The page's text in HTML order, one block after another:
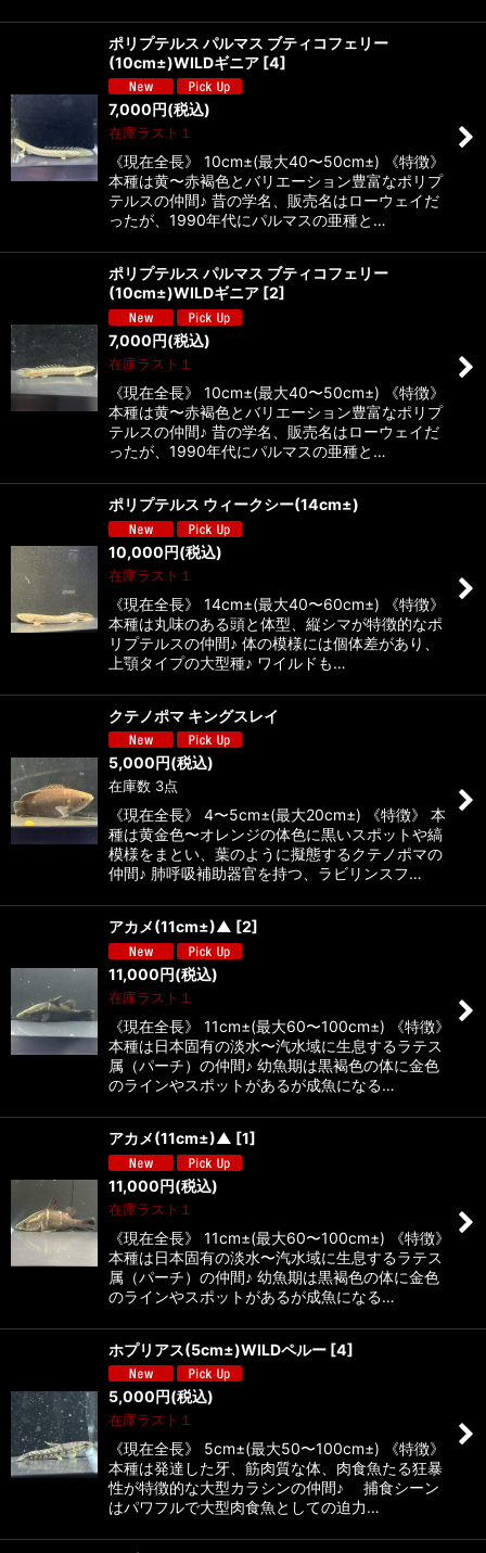
ポリプテルス パルマス ブティコフェリー
(10cm±)WILDギニア [4]
7,000円(税込)
在庫ラスト１
《現在全長》 10cm±(最大40〜50cm±) 《特徴》
本種は黄〜赤褐色とバリエーション豊富なポリプ
テルスの仲間♪ 昔の学名、販売名はローウェイだ
ったが、1990年代にパルマスの亜種と…
ポリプテルス パルマス ブティコフェリー
(10cm±)WILDギニア [2]
7,000円(税込)
在庫ラスト１
《現在全長》 10cm±(最大40〜50cm±) 《特徴》
本種は黄〜赤褐色とバリエーション豊富なポリプ
テルスの仲間♪ 昔の学名、販売名はローウェイだ
ったが、1990年代にパルマスの亜種と…
ポリプテルス ウィークシー(14cm±)
10,000円(税込)
在庫ラスト１
《現在全長》 14cm±(最大40〜60cm±) 《特徴》
本種は丸味のある頭と体型、縦シマが特徴的なポ
リプテルスの仲間♪ 体の模様には個体差があり、
上顎タイプの大型種♪ ワイルドも…
クテノポマ キングスレイ
5,000円(税込)
在庫数 3点
《現在全長》 4〜5cm±(最大20cm±) 《特徴》 本
種は黄金色〜オレンジの体色に黒いスポットや縞
模様をまとい、葉のように擬態するクテノポマの
仲間♪ 肺呼吸補助器官を持つ、ラビリンスフ…
アカメ(11cm±)▲ [2]
11,000円(税込)
在庫ラスト１
《現在全長》 11cm±(最大60〜100cm±) 《特徴》
本種は日本固有の淡水〜汽水域に生息するラテス
属（パーチ）の仲間♪ 幼魚期は黒褐色の体に金色
のラインやスポットがあるが成魚になる…
アカメ(11cm±)▲ [1]
11,000円(税込)
在庫ラスト１
《現在全長》 11cm±(最大60〜100cm±) 《特徴》
本種は日本固有の淡水〜汽水域に生息するラテス
属（パーチ）の仲間♪ 幼魚期は黒褐色の体に金色
のラインやスポットがあるが成魚になる…
ホプリアス(5cm±)WILDペルー [4]
5,000円(税込)
在庫ラスト１
《現在全長》 5cm±(最大50〜100cm±) 《特徴》
本種は発達した牙、筋肉質な体、肉食魚たる狂暴
性が特徴的な大型カラシンの仲間♪ 捕食シーン
はパワフルで大型肉食魚としての迫力…